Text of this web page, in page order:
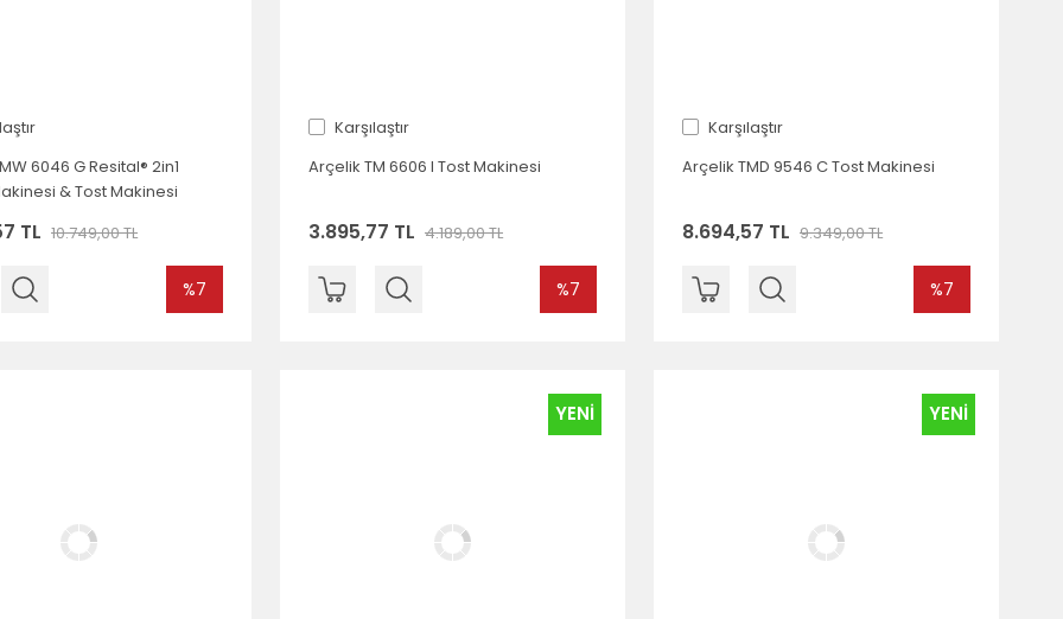
6046 G Resital® 2in1
& Tost Makinesi
TL 10.749,00 TL
%7
Karşılaştır
Arçelik TM 6606 I Tost Makinesi
3.895,77 TL 4.189,00 TL
%7
Karşılaştır
Arçelik TMD 9546 C Tost Makinesi
8.694,57 TL 9.349,00 TL
%7
YENİ YENİ